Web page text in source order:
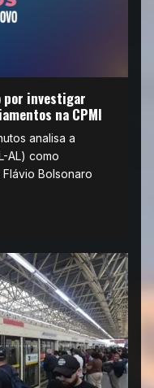
por investigar
na CPMI
analisa a
AL) como
Bolsonaro